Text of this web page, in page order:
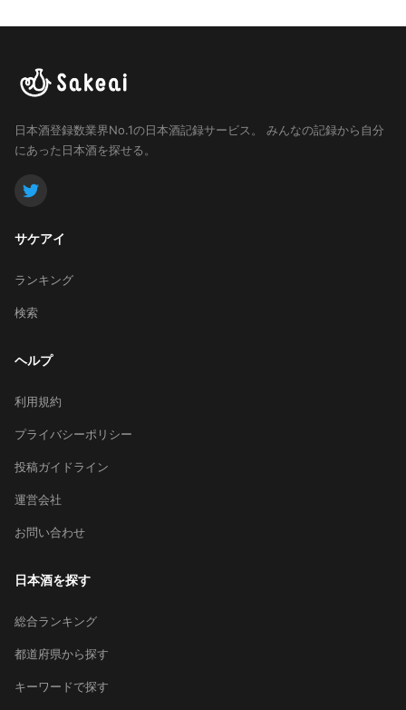
日本酒登録数業界No.1の日本酒記録サービス。
みんなの記録から自分
にあった日本酒を探せる。
サケアイ
ランキング
検索
ヘルプ
利用規約
プライバシーポリシー
投稿ガイドライン
運営会社
お問い合わせ
日本酒を探す
総合ランキング
都道府県から探す
キーワードで探す